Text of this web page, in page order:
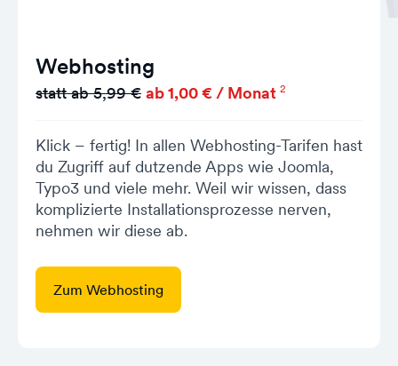
Webhosting
statt ab 5,99 € ab 1,00 € / Monat 2
Klick – fertig! In allen Webhosting-Tarifen hast
du Zugriff auf dutzende Apps wie Joomla,
Typo3 und viele mehr. Weil wir wissen, dass
komplizierte Installationsprozesse nerven,
nehmen wir diese ab.
Zum Webhosting